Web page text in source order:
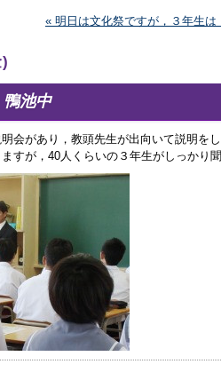
« 明日は文化祭ですが，３年生は
池中
会があり，教頭先生が出向いて説明をし
すが，40人くらいの３年生がしっかり